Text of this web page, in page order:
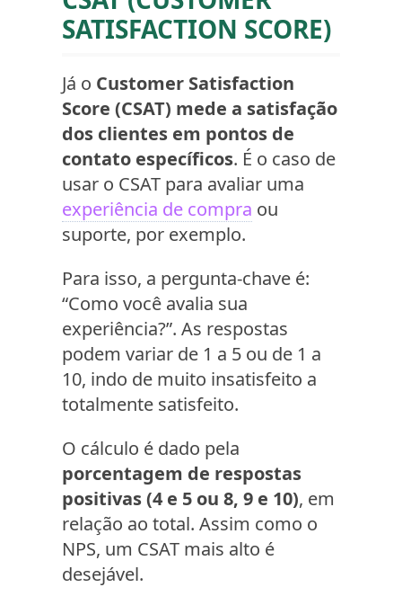
SATISFACTION SCORE)
Já o Customer Satisfaction
Score (CSAT) mede a satisfação
dos clientes em pontos de
contato específicos. É o caso de
usar o CSAT para avaliar uma
experiência de compra ou
suporte, por exemplo.
Para isso, a pergunta-chave é:
“Como você avalia sua
experiência?”. As respostas
podem variar de 1 a 5 ou de 1 a
10, indo de muito insatisfeito a
totalmente satisfeito.
O cálculo é dado pela
porcentagem de respostas
positivas (4 e 5 ou 8, 9 e 10), em
relação ao total. Assim como o
NPS, um CSAT mais alto é
desejável.